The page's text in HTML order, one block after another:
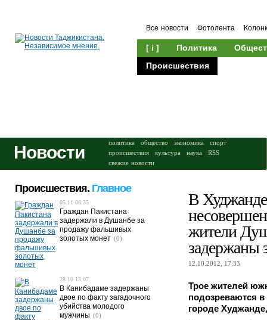
Все новости Фотолента
[ i ] Политика
Происшествия
Новости политика общество экономика
спорт
происшествия
культура наука
RSS
свежие новости
В Худжанде
жители
задержаны
12.10.2012, 17:33
Трое жителей
подозреваются
городе
Происшествия. Главное
05.11 08:35
Граждан Пакистана
задержали в Душанбе за
продажу фальшивых
золотых монет (0)
28.10 13:07
В Канибадаме задержаны
двое по факту загадочного
убийства молодого
мужчины (0)